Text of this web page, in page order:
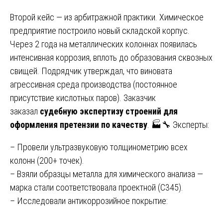
Второй кейс — из арбитражной практики. Химическое
предприятие построило новый складской корпус.
Через 2 года на металлических колоннах появилась
интенсивная коррозия, вплоть до образования сквозных
свищей. Подрядчик утверждал, что виновата
агрессивная среда производства (постоянное
присутствие кислотных паров). Заказчик
заказал судебную экспертизу строений для
оформления претензии по качеству. 🏭🔧 Эксперты:
– Провели ультразвуковую толщинометрию всех
колонн (200+ точек).
– Взяли образцы металла для химического анализа —
марка стали соответствовала проектной (С345).
– Исследовали антикоррозийное покрытие: